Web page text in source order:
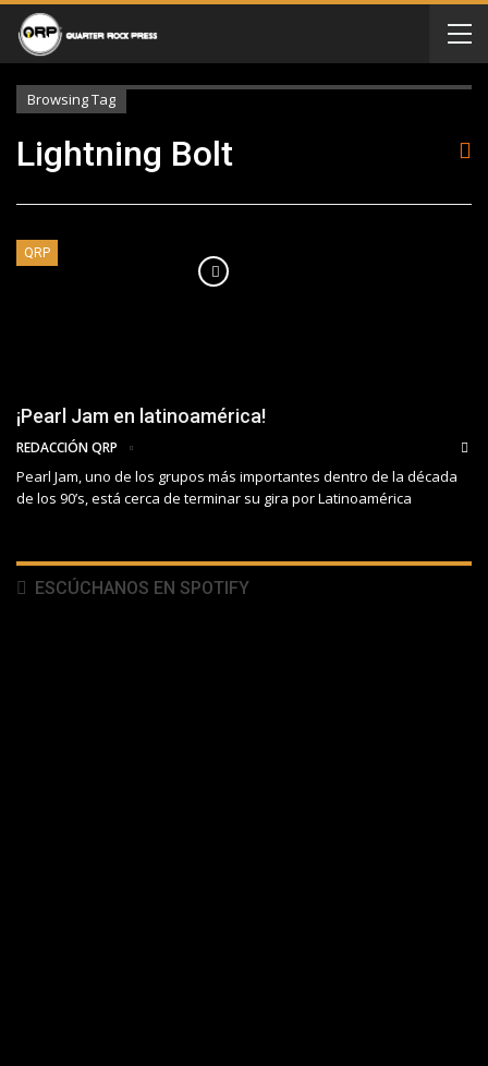
Browsing Tag
Lightning Bolt
QRP
¡Pearl Jam en latinoamérica!
REDACCIÓN QRP
Pearl Jam, uno de los grupos más importantes dentro de la década
de los 90’s, está cerca de terminar su gira por Latinoamérica
ESCÚCHANOS EN SPOTIFY